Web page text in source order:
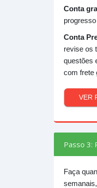
Conta
Conta
revise os
questões
com frete
VER
Passo 3:
Faça